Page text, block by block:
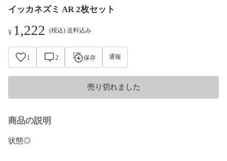
イッカネズミ AR 2枚セット
¥ 1,222 (税込) 送料込み
1 2 保存 通報
売り切れました
商品の説明
状態◎